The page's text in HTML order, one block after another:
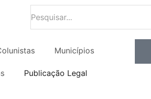
Municípios
Publicação Legal